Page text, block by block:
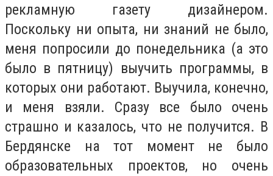
рекламную газету дизайнером.
Поскольку ни опыта, ни знаний не было,
меня попросили до понедельника (а это
было в пятницу) выучить программы, в
которых они работают. Выучила, конечно,
и меня взяли. Сразу все было очень
страшно и казалось, что не получится. В
Бердянске на тот момент не было
образовательных проектов, но очень